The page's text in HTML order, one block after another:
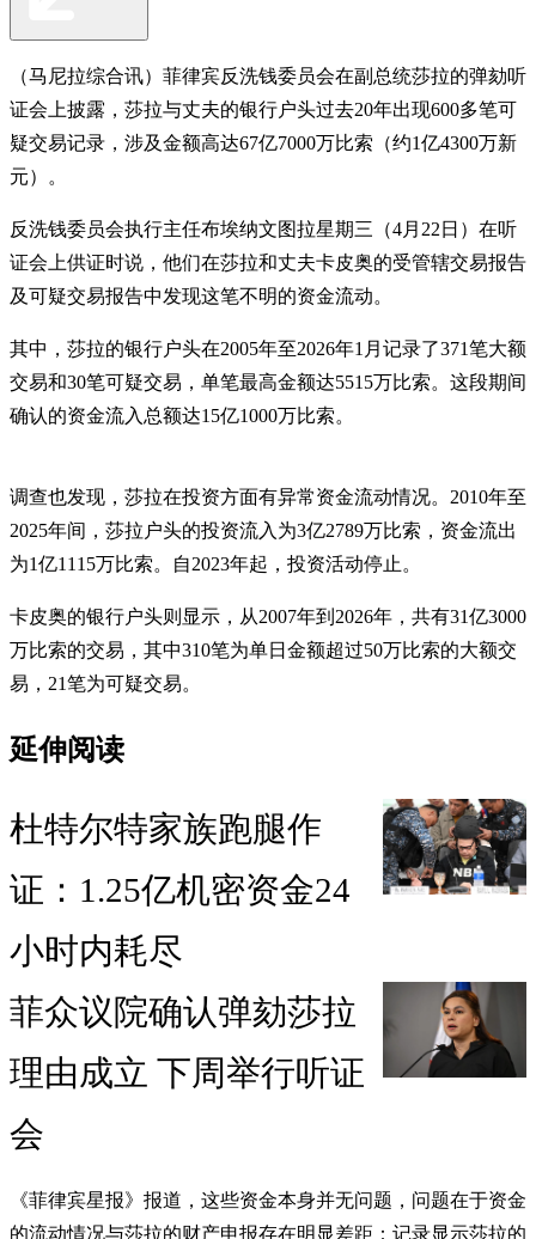
（马尼拉综合讯）菲律宾反洗钱委员会在副总统莎拉的弹劾听
证会上披露，莎拉与丈夫的银行户头过去20年出现600多笔可
疑交易记录，涉及金额高达67亿7000万比索（约1亿4300万新
元）。
反洗钱委员会执行主任布埃纳文图拉星期三（4月22日）在听
证会上供证时说，他们在莎拉和丈夫卡皮奥的受管辖交易报告
及可疑交易报告中发现这笔不明的资金流动。
其中，莎拉的银行户头在2005年至2026年1月记录了371笔大额
交易和30笔可疑交易，单笔最高金额达5515万比索。这段期间
确认的资金流入总额达15亿1000万比索。
调查也发现，莎拉在投资方面有异常资金流动情况。2010年至
2025年间，莎拉户头的投资流入为3亿2789万比索，资金流出
为1亿1115万比索。自2023年起，投资活动停止。
卡皮奥的银行户头则显示，从2007年到2026年，共有31亿3000
万比索的交易，其中310笔为单日金额超过50万比索的大额交
易，21笔为可疑交易。
延伸阅读
杜特尔特家族跑腿作
证：1.25亿机密资金24
小时内耗尽
菲众议院确认弹劾莎拉
理由成立 下周举行听证
会
《菲律宾星报》报道，这些资金本身并无问题，问题在于资金
的流动情况与莎拉的财产申报存在明显差距：记录显示莎拉的